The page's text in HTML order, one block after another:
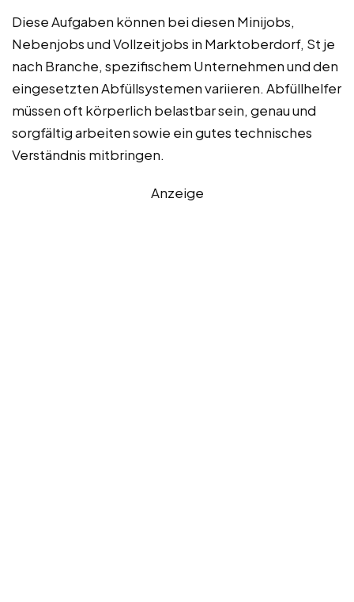
Diese Aufgaben können bei diesen Minijobs,
Nebenjobs und Vollzeitjobs in Marktoberdorf, St je
nach Branche, spezifischem Unternehmen und den
eingesetzten Abfüllsystemen variieren. Abfüllhelfer
müssen oft körperlich belastbar sein, genau und
sorgfältig arbeiten sowie ein gutes technisches
Verständnis mitbringen.
Anzeige